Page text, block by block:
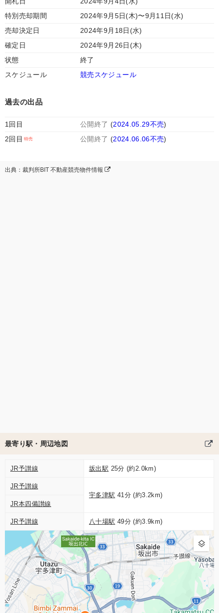
特別売却期間
2024年9月5日(木)〜9月11日(水)
売却決定日
2024年9月18日(水)
確定日
2024年9月26日(木)
状態
終了
スケジュール
競売スケジュール
過去の出品
1回目 公開終了 (2024.05.29不売)
2回目
公開終了 (2024.06.06不売)
出典：裁判所BIT 不動産競売物件情報
最寄り駅・周辺地図
JR予讃線 坂出駅 25分 (約2.0km)
JR予讃線
宇多津駅 41分 (約3.2km)
JR本四備讃線
JR予讃線 八十場駅 49分 (約3.9km)